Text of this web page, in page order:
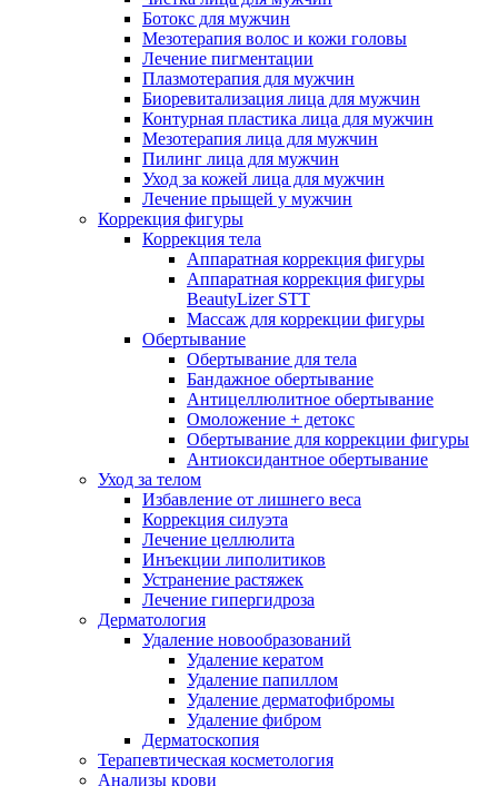
Ботокс для мужчин
Мезотерапия волос и кожи головы
Лечение пигментации
Плазмотерапия для мужчин
Биоревитализация лица для мужчин
Контурная пластика лица для мужчин
Мезотерапия лица для мужчин
Пилинг лица для мужчин
Уход за кожей лица для мужчин
Лечение прыщей у мужчин
Коррекция фигуры
Коррекция тела
Аппаратная коррекция фигуры
Аппаратная коррекция фигуры
BeautyLizer STT
Массаж для коррекции фигуры
Обертывание
Обертывание для тела
Бандажное обертывание
Антицеллюлитное обертывание
Омоложение + детокс
Обертывание для коррекции фигуры
Антиоксидантное обертывание
Уход за телом
Избавление от лишнего веса
Коррекция силуэта
Лечение целлюлита
Инъекции липолитиков
Устранение растяжек
Лечение гипергидроза
Дерматология
Удаление новообразований
Удаление кератом
Удаление папиллом
Удаление дерматофибромы
Удаление фибром
Дерматоскопия
Терапевтическая косметология
Анализы крови